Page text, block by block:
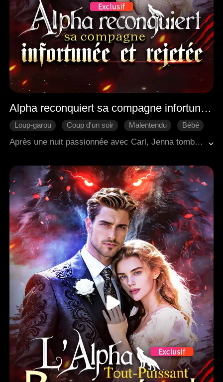
Alpha reconquiert sa compagne infortunée et rejetée
Loup-garou Coup d'un soir Malentendu
Bébé
Bonne Fin
Fantaisie Occidentale
Après une nuit passionnée avec Carl, Jenna tomba enceinte. Sous l'incitation de sa belle-mère, le père de Jenna chercha à la punir. Carl, quant à lui, à cause d'un mal entendu, rejeta Jenna… Contrainte de fuir avec son enfant dans le ventre, Jenna erra seule lointaine, traversant tortures et souffrances. Cinq ans plus tard, des retrouvailles inattendues révélèrent une vérité bouleversante — ils étaient en réalité compagne et compagnon prédestinés depuis le début.